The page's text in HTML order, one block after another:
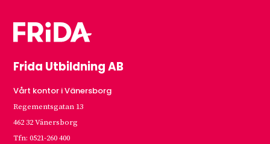
Frida Utbildning AB
Vårt kontor i Vänersborg
Regementsgatan 13
462 32 Vänersborg
Tfn: 0521-260 400